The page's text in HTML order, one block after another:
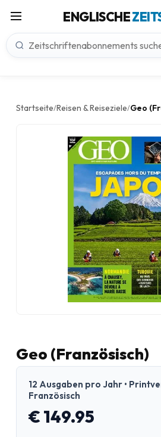
ENGLISCHE
Startseite/Reisen & Reiseziele/Geo
Geo (Französisch)
12 Ausgaben pro Jahr •
Französisch
€ 149.95